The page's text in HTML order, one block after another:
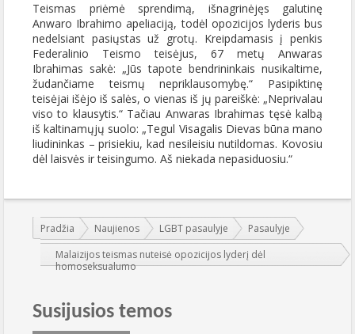
Teismas priėmė sprendimą, išnagrinėjęs galutinę
Anwaro Ibrahimo apeliaciją, todėl opozicijos lyderis bus
nedelsiant pasiųstas už grotų. Kreipdamasis į penkis
Federalinio Teismo teisėjus, 67 metų Anwaras
Ibrahimas sakė: „Jūs tapote bendrininkais nusikaltime,
žudančiame teismų nepriklausomybę.“ Pasipiktinę
teisėjai išėjo iš salės, o vienas iš jų pareiškė: „Neprivalau
viso to klausytis.“ Tačiau Anwaras Ibrahimas tęsė kalbą
iš kaltinamųjų suolo: „Tegul Visagalis Dievas būna mano
liudininkas – prisiekiu, kad nesileisiu nutildomas. Kovosiu
dėl laisvės ir teisingumo. Aš niekada nepasiduosiu.“
Jūs esate čia:
Pradžia Naujienos LGBT pasaulyje
Pasaulyje
Malaizijos teismas nuteisė opozicijos lyderį dėl
homoseksualumo
Susijusios temos